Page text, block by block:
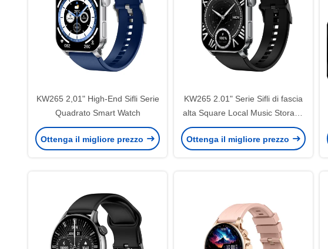
KW265 2,01" High-End Sifli Serie
Quadrato Smart Watch
Ottenga il migliore prezzo
KW265 2.01" Serie Sifli di fascia
alta Square Local Music Storage
Smartwatch di design elegante
Ottenga il migliore prezzo